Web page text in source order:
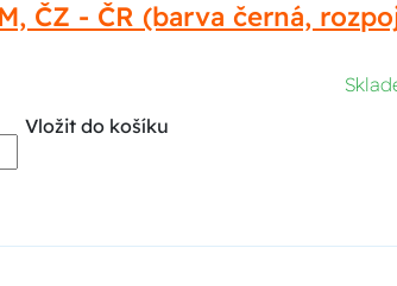
ČZ - ČR (barva černá,
Vložit do košíku